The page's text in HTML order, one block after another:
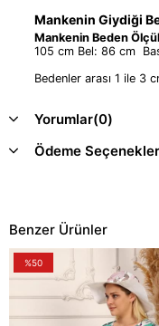
Mankenin Giydiği
Mankenin Beden
105 cm Bel: 86 cm
Bedenler arası 1 ile 3
Yorumlar(0)
Ödeme
Benzer Ürünler
%50